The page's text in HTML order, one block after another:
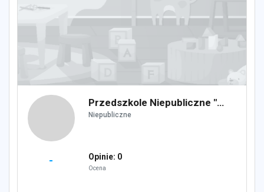
Przedszkole Niepubliczne "Tęczowe Nutki"
Niepubliczne
- Opinie: 0
Ocena